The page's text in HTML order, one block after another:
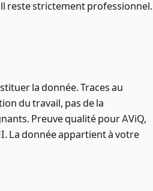
reste strictement professionnel.
la donnée. Traces au
du travail, pas de la
Preuve qualité pour AViQ,
La donnée appartient à votre